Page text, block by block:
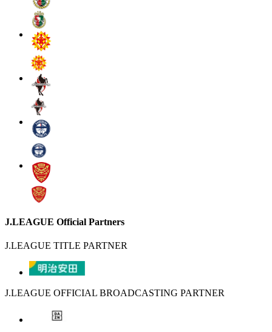
J.LEAGUE Official Partners
J.LEAGUE TITLE PARTNER
J.LEAGUE OFFICIAL BROADCASTING PARTNER